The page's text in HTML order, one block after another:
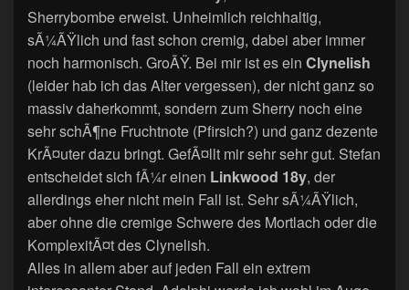
Sherrybombe erweist. Unheimlich reichhaltig,
sÃ¼ÃŸlich und fast schon cremig, dabei aber immer
noch harmonisch. GroÃŸ. Bei mir ist es ein Clynelish
(leider hab ich das Alter vergessen), der nicht ganz so
massiv daherkommt, sondern zum Sherry noch eine
sehr schÃ¶ne Fruchtnote (Pfirsich?) und ganz dezente
KrÃ¤uter dazu bringt. GefÃ¤llt mir sehr sehr gut. Stefan
entscheidet sich fÃ¼r einen Linkwood 18y, der
allerdings eher nicht mein Fall ist. Sehr sÃ¼ÃŸlich,
aber ohne die cremige Schwere des Mortlach oder die
KomplexitÃ¤t des Clynelish.
Alles in allem aber auf jeden Fall ein extrem